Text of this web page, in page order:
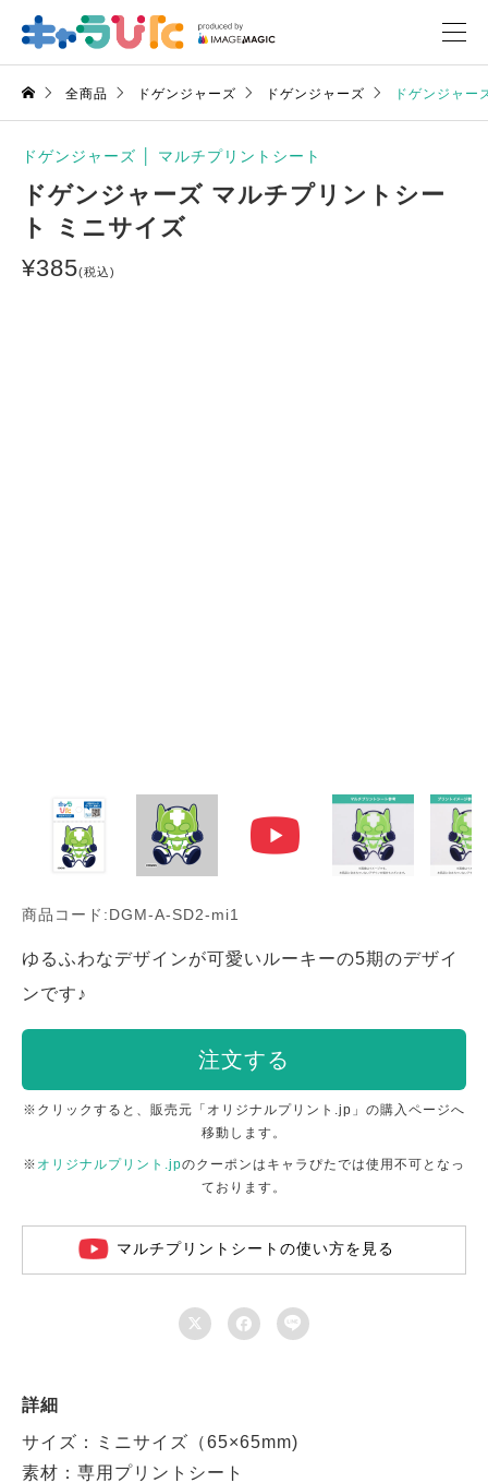
全商品 ドゲンジャーズ ドゲンジャーズ ドゲンジャー
ドゲンジャーズ マルチプリントシート
ドゲンジャーズ マルチプリントシー
ト ミニサイズ
¥385(税込)
商品コード:DGM-A-SD2-mi1
ゆるふわなデザインが可愛いルーキーの5期のデザイ
ンです♪
注文する
※クリックすると、販売元「オリジナルプリント.jp」の購入ページへ
移動します。
※ オリジナルプリント.jpのクーポンはキャラぴたでは使用不可となっ
ております。
マルチプリントシートの使い方を見る
  
詳細
サイズ：ミニサイズ（65×65mm)
素材：専用プリントシート